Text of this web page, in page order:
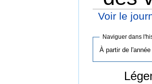
Voir le
Naviguer dans
À partir de